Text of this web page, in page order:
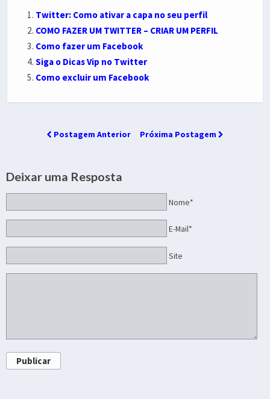
Twitter: Como ativar a capa no seu perfil
COMO FAZER UM TWITTER – CRIAR UM PERFIL
Como fazer um Facebook
Siga o Dicas Vip no Twitter
Como excluir um Facebook
Postagem Anterior Próxima Postagem
Deixar uma Resposta
Nome*
E-Mail*
Site
Publicar